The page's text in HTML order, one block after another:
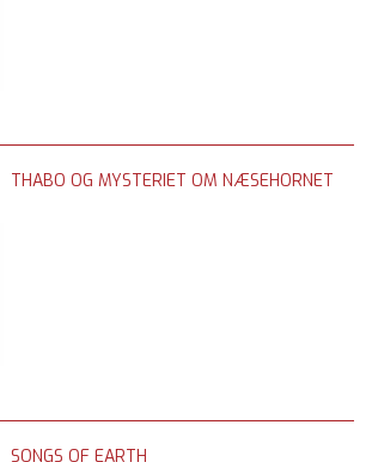
THABO OG MYSTERIET OM NÆSEHORNET
SONGS OF EARTH